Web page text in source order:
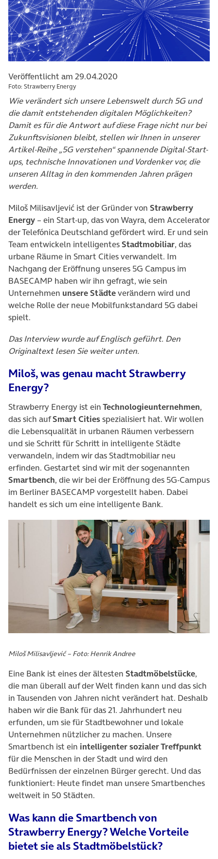
Veröffentlicht am 29.04.2020
Foto: Strawberry Energy
Wie verändert sich unsere Lebenswelt durch 5G und
die damit entstehenden digitalen Möglichkeiten?
Damit es für die Antwort auf diese Frage nicht nur bei
Zukunftsvisionen bleibt, stellen wir Ihnen in unserer
Artikel-Reihe „5G verstehen“ spannende Digital-Start-
ups, technische Innovationen und Vordenker vor, die
unseren Alltag in den kommenden Jahren prägen
werden.
Miloš Milisavljević ist der Gründer von Strawberry
Energy – ein Start-up, das von Wayra, dem Accelerator
der Telefónica Deutschland gefördert wird. Er und sein
Team entwickeln intelligentesStadtmobiliar, das
urbane Räume in Smart Cities verwandelt. Im
Nachgang der Eröffnung unseres 5G Campus im
BASECAMP haben wir ihn gefragt, wie sein
Unternehmen unsere Städteverändern wird und
welche Rolle der neue Mobilfunkstandard 5G dabei
spielt.
Das Interview wurde auf Englisch geführt. Den
Originaltext lesen Sie weiter unten.
Miloš, was genau macht Strawberry
Energy?
Strawberry Energy ist einTechnologieunternehmen,
das sich aufSmart Citiesspezialisiert hat. Wir wollen
die Lebensqualität in urbanen Räumen verbessern
und sie Schritt für Schritt in intelligente Städte
verwandeln, indem wir das Stadtmobiliar neu
erfinden. Gestartet sind wir mit der sogenannten
Smartbench, die wir bei der Eröffnung des 5G-Campus
im Berliner BASECAMP vorgestellt haben. Dabei
handelt es sich um eine intelligente Bank.
Miloš Milisavljević – Foto: Henrik Andree
Eine Bank ist eines der ältesten Stadtmöbelstücke,
die man überall auf der Welt finden kann und das sich
in Tausenden von Jahren nicht verändert hat. Deshalb
haben wir die Bank für das 21. Jahrhundert neu
erfunden, um sie für Stadtbewohner und lokale
Unternehmen nützlicher zu machen. Unsere
Smartbench ist ein intelligenter sozialer Treffpunkt
für die Menschen in der Stadt und wird den
Bedürfnissen der einzelnen Bürger gerecht. Und das
funktioniert: Heute findet man unsere Smartbenches
weltweit in 50 Städten.
Was kann die Smartbench von
Strawberry Energy? Welche Vorteile
bietet sie als Stadtmöbelstück?